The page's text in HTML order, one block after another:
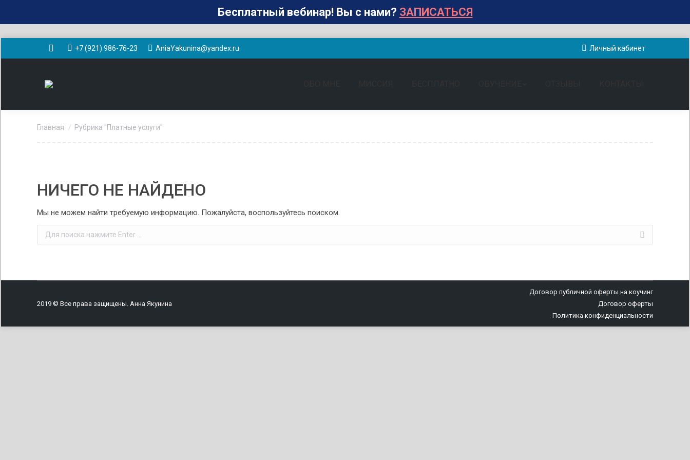
Бесплатный вебинар! Вы с нами? ЗАПИСАТЬСЯ
Вконтакте
+7 (921) 986-76-23 AniaYakunina@yandex.ru Личный кабинет
Вы здесь:
Главная Рубрика "Платные услуги"
НИЧЕГО НЕ НАЙДЕНО
Мы не можем найти требуемую информацию. Пожалуйста, воспользуйтесь поиском.
Поиск:
2019 © Все права защищены. Анна Якунина
Договор публичной оферты на коучинг
Договор оферты
Политика конфиденциальности